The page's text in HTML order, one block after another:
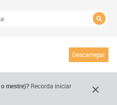
Descarregar
o mestre)? Recorda iniciar